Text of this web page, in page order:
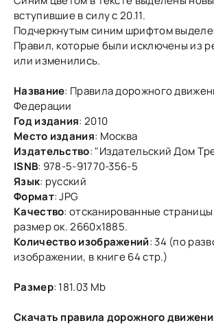
вступившие в силу с 20.11.
Подчеркнутым синим шрифтом
Правил, которые были исключены из
или изменились.
Название: Правила дорожного
Федерации
Год издания: 2010
Место издания: Москва
Издательство: "Издатeльский Дoм
ISNB: 978-5-91770-356-5
Язык: русский
Формат: JPG
Качество: отсканированные
размер ок. 2660x1885.
Количество изображений: 34 (по
изображении, в книге 64 стр.)
Размер: 181.03 Mb
Скачать правила дорожного